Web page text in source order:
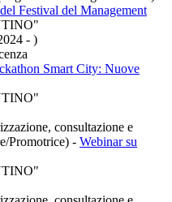
Festival del Management
- )
Smart City: Nuove
consultazione e
Promotrice) - Webinar su